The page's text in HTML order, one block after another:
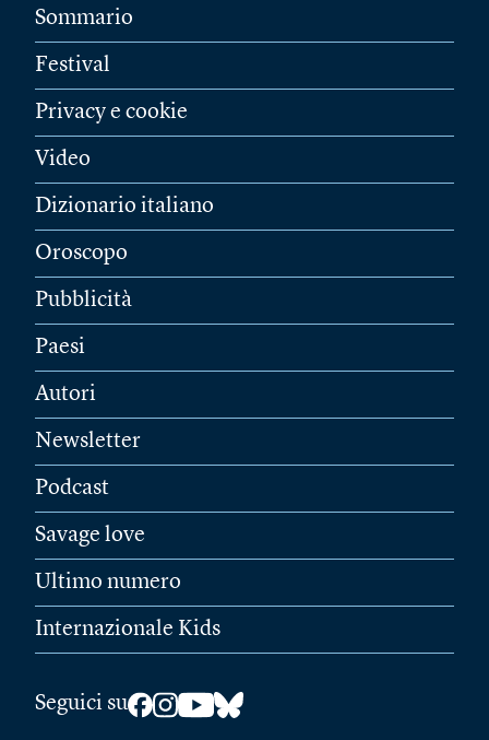
Sommario
Festival
Privacy e cookie
Video
Dizionario italiano
Oroscopo
Pubblicità
Paesi
Autori
Newsletter
Podcast
Savage love
Ultimo numero
Internazionale Kids
Seguici su